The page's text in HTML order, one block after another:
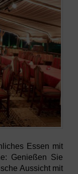
Essen mit
Genießen Sie
Aussicht mit